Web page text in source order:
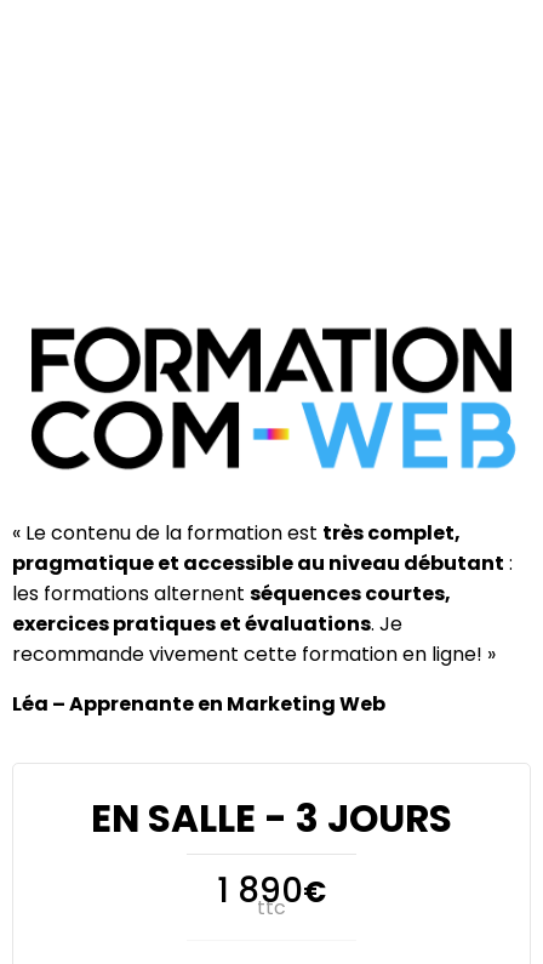
« Le contenu de la formation est très complet,
pragmatique et accessible au niveau débutant :
les formations alternent séquences courtes,
exercices pratiques et évaluations. Je
recommande vivement cette formation en ligne! »
Léa – Apprenante en Marketing Web
EN SALLE - 3 JOURS
1 890€
ttc